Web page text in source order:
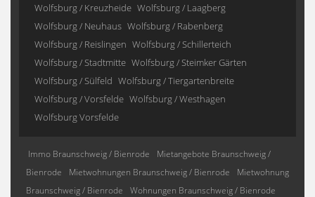
Wolfsburg / Kreuzheide Wolfsburg / Laagberg
Wolfsburg / Neuhaus Wolfsburg / Rabenberg
Wolfsburg / Reislingen Wolfsburg / Schillerteich
Wolfsburg / Stadtmitte Wolfsburg / Steimker Gärten
Wolfsburg / Sülfeld Wolfsburg / Tiergartenbreite
Wolfsburg / Vorsfelde Wolfsburg / Westhagen
Wolfsburg Vorsfelde
Immo Braunschweig / Bienrode
Mietangebote Braunschweig /
Bienrode
Mietwohnungen Braunschweig / Bienrode
Mietwohnung
Braunschweig / Bienrode
Wohnungen Braunschweig / Bienrode